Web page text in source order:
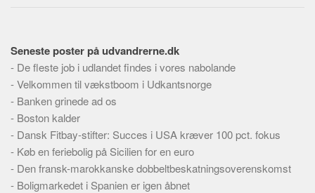
Forhistorien
Redigering
Tekstannoncer
Bannere
Hjælp
Seneste poster på udvandrerne.dk
- De fleste job i udlandet findes i vores nabolande
-Velkommen til vækstboom i Udkantsnorge
- Banken grinede ad os
- Boston kalder
- Dansk Fitbay-stifter: Succes i USA kræver 100 pct. fokus
- Køb en feriebolig på Sicilien for en euro
- Den fransk-marokkanske dobbeltbeskatningsoverenskomst
- Boligmarkedet i Spanien er igen åbnet